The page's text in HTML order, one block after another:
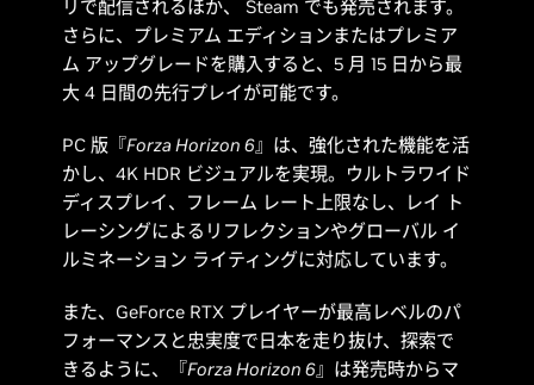
リで配信されるほか、 Steam でも発売されます。
さらに、プレミアム エディションまたはプレミア
ム アップグレードを購入すると、5 月 15 日から最
大 4 日間の先行プレイが可能です。
PC 版『Forza Horizon 6』は、強化された機能を活
かし、4K HDR ビジュアルを実現。ウルトラワイド
ディスプレイ、フレーム レート上限なし、レイ ト
レーシングによるリフレクションやグローバル イ
ルミネーション ライティングに対応しています。
また、GeForce RTX プレイヤーが最高レベルのパ
フォーマンスと忠実度で日本を走り抜け、探索で
きるように、『Forza Horizon 6』は発売時からマ